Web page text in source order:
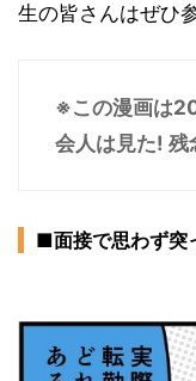
生の皆さんはぜひ
※この漫画は
会人は見た! 残
■面接で思わず突